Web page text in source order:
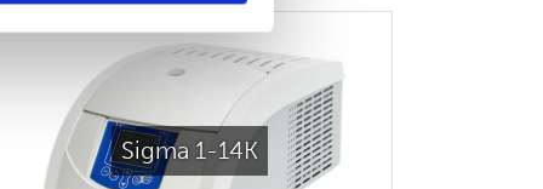
Sigma 1-14K